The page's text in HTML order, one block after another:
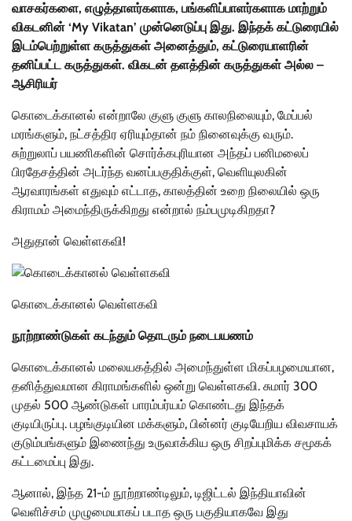
வாசகர்களை, எழுத்தாளர்களாக, பங்களிப்பாளர்களாக மாற்றும்
விகடனின் ‘My Vikatan’ முன்னெடுப்பு இது. இந்தக் கட்டுரையில்
இடம்பெற்றுள்ள கருத்துகள் அனைத்தும், கட்டுரையாளரின்
தனிப்பட்ட கருத்துகள். விகடன் தளத்தின் கருத்துகள் அல்ல –
ஆசிரியர்
கொடைக்கானல் என்றாலே குளு குளு காலநிலையும், மேப்பல்
மரங்களும், நட்சத்திர ஏரியும்தான் நம் நினைவுக்கு வரும்.
சுற்றுலாப் பயணிகளின் சொர்க்கபுரியான அந்தப் பனிமலைப்
பிரதேசத்தின் அடர்ந்த வனப்பகுதிக்குள், வெளியுலகின்
ஆரவாரங்கள் எதுவும் எட்டாத, காலத்தின் உறை நிலையில் ஒரு
கிராமம் அமைந்திருக்கிறது என்றால் நம்பமுடிகிறதா?
அதுதான் வெள்ளகவி!
கொடைக்கானல் வெள்ளகவி
நூற்றாண்டுகள் கடந்தும் தொடரும் நடைபயணம்
கொடைக்கானல் மலையகத்தில் அமைந்துள்ள மிகப்பழமையான,
தனித்துவமான கிராமங்களில் ஒன்று வெள்ளகவி. சுமார் 300
முதல் 500 ஆண்டுகள் பாரம்பர்யம் கொண்டது இந்தக்
குடியிருப்பு. பழங்குடியின மக்களும், பின்னர் குடியேறிய விவசாயக்
குடும்பங்களும் இணைந்து உருவாக்கிய ஒரு சிறப்புமிக்க சமூகக்
கட்டமைப்பு இது.
ஆனால், இந்த 21-ம் நூற்றாண்டிலும், டிஜிட்டல் இந்தியாவின்
வெளிச்சம் முழுமையாகப் படாத ஒரு பகுதியாகவே இது